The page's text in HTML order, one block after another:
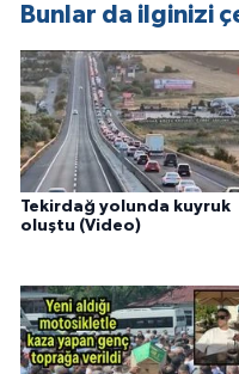
Bunlar da ilginizi
Tekirdağ yolunda kuyruk
oluştu (Video)